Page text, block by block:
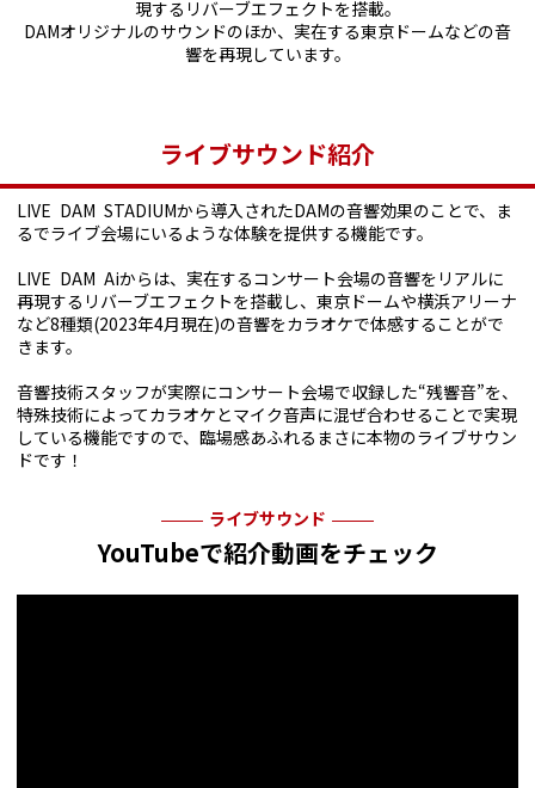
現するリバーブエフェクトを搭載。
DAMオリジナルのサウンドのほか、実在する東京ドームなどの音
響を再現しています。
ライブサウンド紹介
LIVE DAM STADIUMから導入されたDAMの音響効果のことで、ま
るでライブ会場にいるような体験を提供する機能です。
LIVE DAM Aiからは、実在するコンサート会場の音響をリアルに
再現するリバーブエフェクトを搭載し、東京ドームや横浜アリーナ
など8種類(2023年4月現在)の音響をカラオケで体感することがで
きます。
音響技術スタッフが実際にコンサート会場で収録した“残響音”を、
特殊技術によってカラオケとマイク音声に混ぜ合わせることで実現
している機能ですので、臨場感あふれるまさに本物のライブサウン
ドです！
ライブサウンド
YouTubeで紹介動画をチェック